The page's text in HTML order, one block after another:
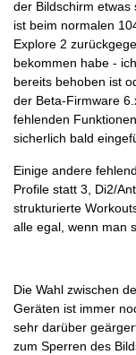
der Bildschirm etwas
ist beim normalen
Explore 2
bekommen habe -
bereits behoben ist
der Beta-Firmware
fehlenden
sicherlich bald
Einige andere
Profile statt 3, Di2/
strukturierte
alle egal, wenn man
Die Wahl zwischen
Geräten ist immer
sehr darüber
zum Sperren des